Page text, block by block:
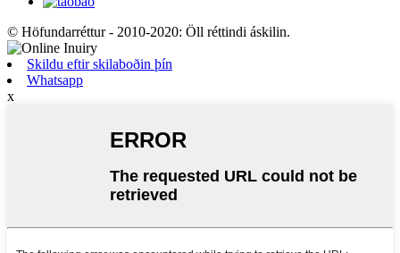
© Höfundarréttur - 2010-2020: Öll réttindi áskilin.
Skildu eftir skilaboðin þín
Whatsapp
x